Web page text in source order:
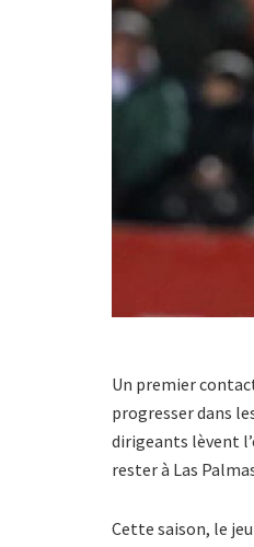
Un premier
progresser dans
dirigeants lèvent
rester à Las
Cette saison, le